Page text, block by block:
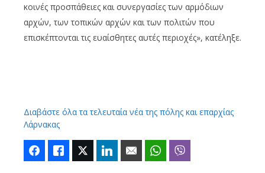
κοινές προσπάθειες και συνεργασίες των αρμόδιων
αρχών, των τοπικών αρχών και των πολιτών που
επισκέπτονται τις ευαίσθητες αυτές περιοχές», κατέληξε.
Διαβάστε όλα τα τελευταία νέα της πόλης και επαρχίας
Λάρνακας
FacebookLike Twitter LinkedIn Email WhatsApp